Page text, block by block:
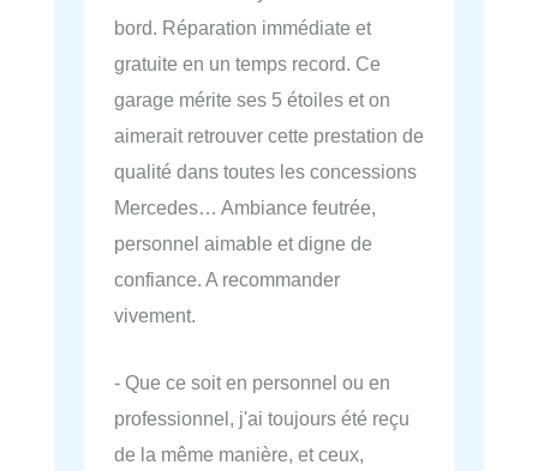
bord. Réparation immédiate et
gratuite en un temps record. Ce
garage mérite ses 5 étoiles et on
aimerait retrouver cette prestation de
qualité dans toutes les concessions
Mercedes… Ambiance feutrée,
personnel aimable et digne de
confiance. A recommander
vivement.
- Que ce soit en personnel ou en
professionnel, j'ai toujours été reçu
de la même manière, et ceux,